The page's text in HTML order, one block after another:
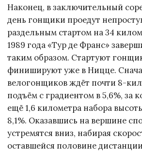
Наконец, в заключительный
день гонщики проедут
раздельным стартом на 34
1989 года «Тур де Франс»
таким образом. Стартуют
финишируют уже в Ницце.
велогонщиков ждёт почти 8-
подъём с градиентом в 5,6%, за
ещё 1,6 километра набора
8,1%. Оказавшись на вершине
устремятся вниз, набирая
оставшейся половине